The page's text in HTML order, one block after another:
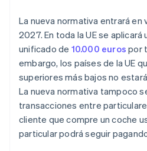
La nueva normativa entrará en
2027. En toda la UE se aplicará
unificado de 10.000 euros por
embargo, los países de la UE
superiores más bajos no
La nueva normativa tampoco
transacciones entre
cliente que compre un coche
particular podrá seguir